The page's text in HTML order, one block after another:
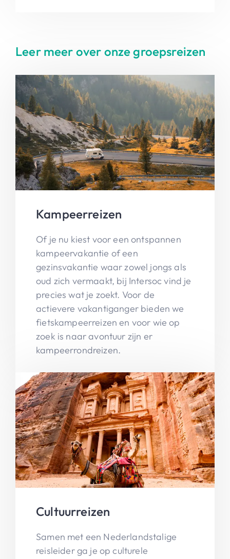
Leer meer over onze groepsreizen
Kampeerreizen
Of je nu kiest voor een ontspannen
kampeervakantie of een
gezinsvakantie waar zowel jongs als
oud zich vermaakt, bij Intersoc vind je
precies wat je zoekt. Voor de
actievere vakantiganger bieden we
fietskampeerreizen en voor wie op
zoek is naar avontuur zijn er
kampeerrondreizen.
Cultuurreizen
Samen met een Nederlandstalige
reisleider ga je op culturele